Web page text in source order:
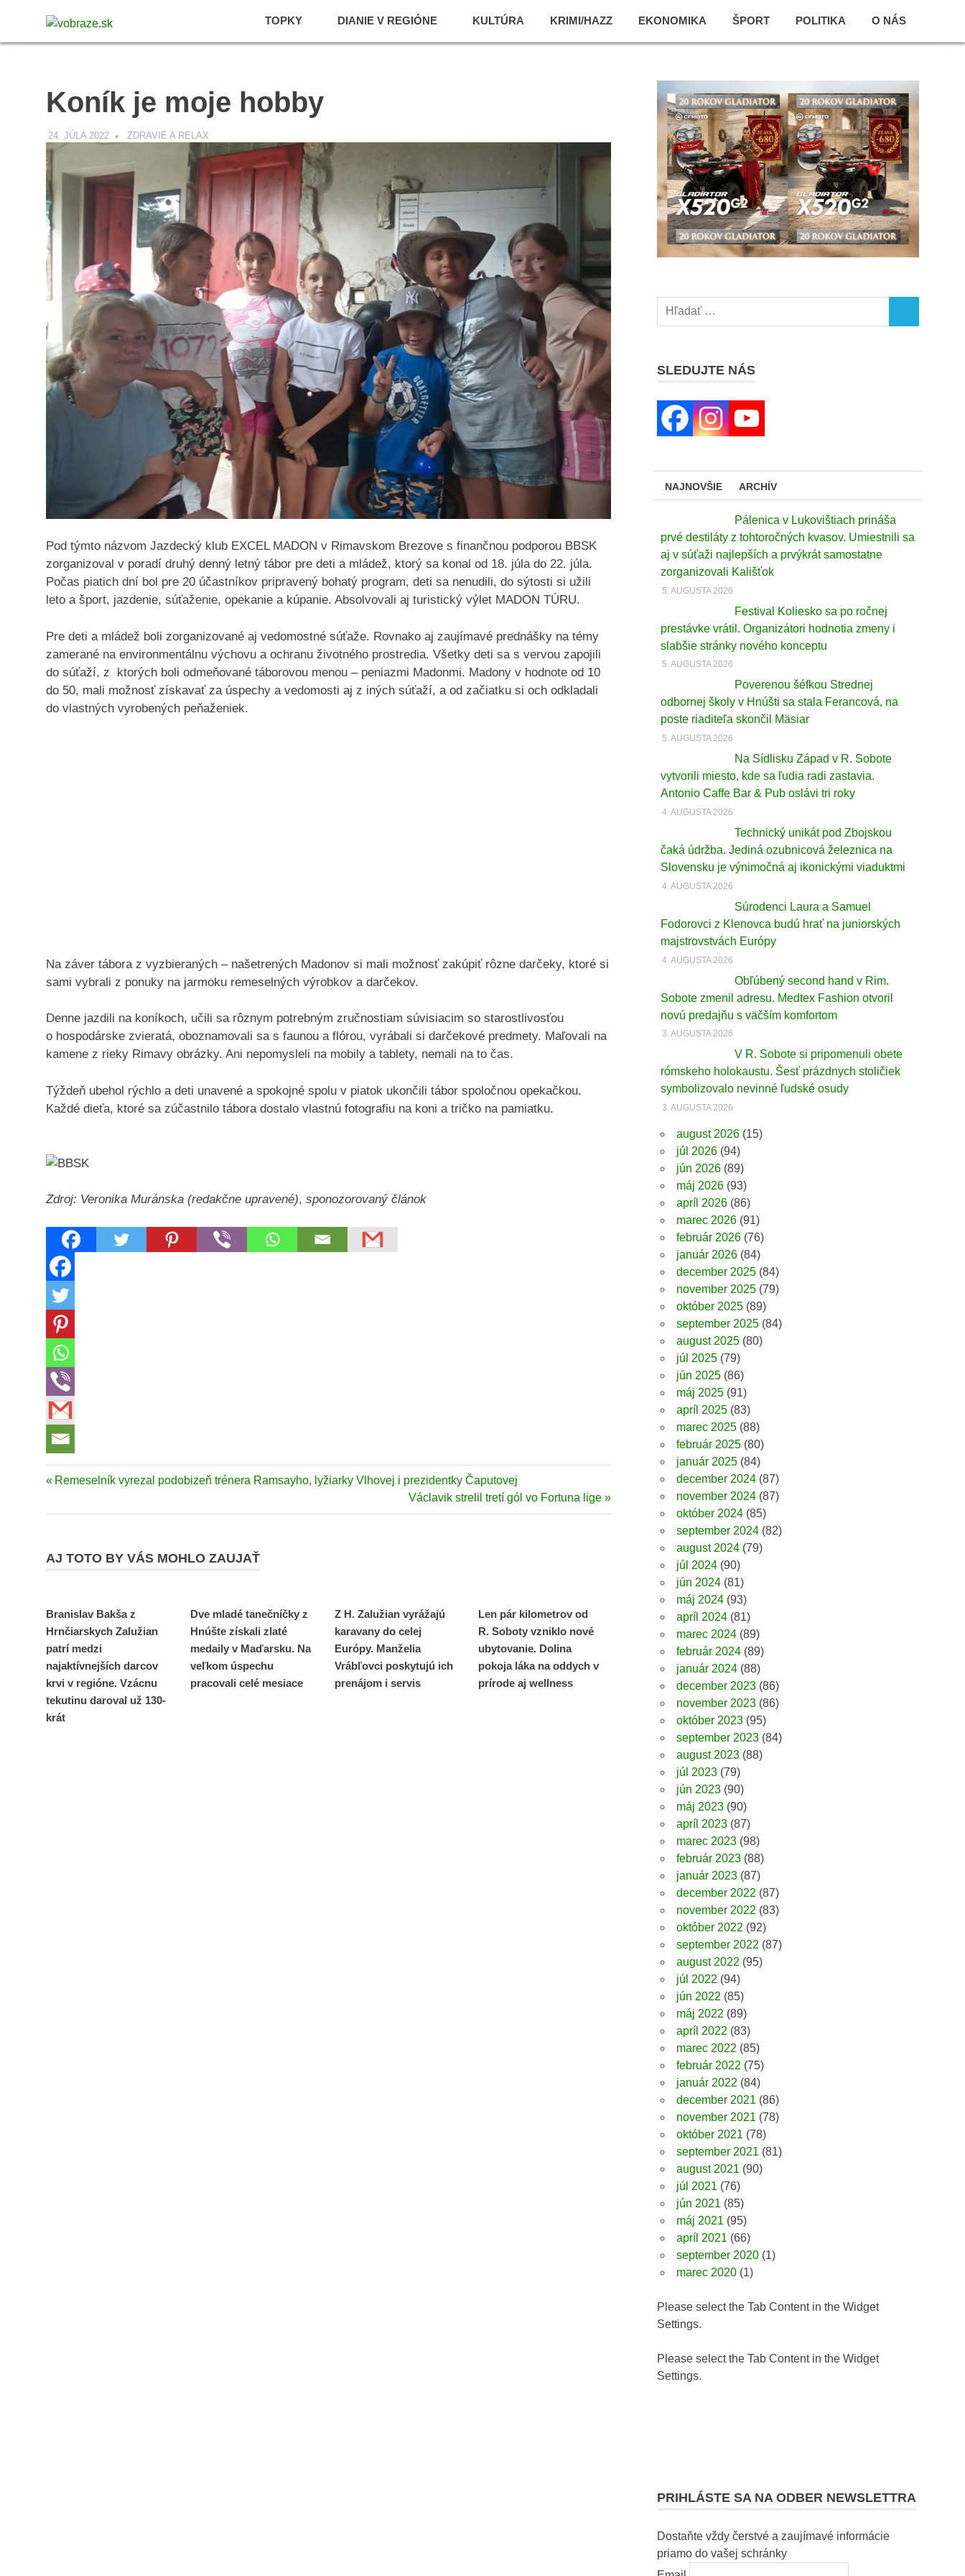
content
Novohradu
TOPKY DIANIE V REGIÓNE KULTÚRA KRIMI/HAZZ EKONOMIKA ŠPORT POLITIKA O NÁS
Koník je moje hobby
24. JÚLA 2022 VOBRAZE.SK
ZDRAVIE A RELAX
Pod týmto názvom Jazdecký klub EXCEL MADON v Rimavskom Brezove s finančnou podporou BBSK
zorganizoval v poradí druhý denný letný tábor pre deti a mládež, ktorý sa konal od 18. júla do 22. júla.
Počas piatich dní bol pre 20 účastníkov pripravený bohatý program, deti sa nenudili, do sýtosti si užili
leto a šport, jazdenie, súťaženie, opekanie a kúpanie. Absolvovali aj turistický výlet MADON TÚRU.
Pre deti a mládež boli zorganizované aj vedomostné súťaže. Rovnako aj zaujímavé prednášky na témy
zamerané na environmentálnu výchovu a ochranu životného prostredia. Všetky deti sa s vervou zapojili
do súťaží, z ktorých boli odmeňované táborovou menou – peniazmi Madonmi. Madony v hodnote od 10
do 50, mali možnosť získavať za úspechy a vedomosti aj z iných súťaží, a od začiatku si och odkladali
do vlastných vyrobených peňaženiek.
Na záver tábora z vyzbieraných – našetrených Madonov si mali možnosť zakúpiť rôzne darčeky, ktoré si
sami vybrali z ponuky na jarmoku remeselných výrobkov a darčekov.
Denne jazdili na koníkoch, učili sa rôznym potrebným zručnostiam súvisiacim so starostlivosťou
o hospodárske zvieratá, oboznamovali sa s faunou a flórou, vyrábali si darčekové predmety. Maľovali na
kamene z rieky Rimavy obrázky. Ani nepomysleli na mobily a tablety, nemali na to čas.
Týždeň ubehol rýchlo a deti unavené a spokojné spolu v piatok ukončili tábor spoločnou opekačkou.
Každé dieťa, ktoré sa zúčastnilo tábora dostalo vlastnú fotografiu na koni a tričko na pamiatku.
Zdroj: Veronika Muránska (redakčne upravené), sponozorovaný článok
BBSK
Navigácia
v
Previous
Remeselník vyrezal podobizeň trénera Ramsayho, lyžiarky Vlhovej i prezidentky Čaputovej
Next
Post:
Václavik strelil tretí gól vo Fortuna lige
AJ TOTO BY VÁS MOHLO ZAUJAŤ
Branislav Bakša z
Hrnčiarskych Zalužian
patrí medzi
najaktívnejších darcov
krvi v regióne. Vzácnu
tekutinu daroval už 130-
krát
Dve mladé tanečníčky z
Hnúšte získali zlaté
medaily v Maďarsku. Na
veľkom úspechu
pracovali celé mesiace
Z H. Zalužian vyrážajú
karavany do celej
Európy. Manželia
Vrábľovci poskytujú ich
prenájom i servis
Len pár kilometrov od
R. Soboty vzniklo nové
ubytovanie. Dolina
pokoja láka na oddych v
prírode aj wellness
Search
SLEDUJTE NÁS
NAJNOVŠIE ARCHÍV
Pálenica v Lukovištiach prináša
prvé destiláty z tohtoročných kvasov. Umiestnili sa
aj v súťaži najlepších a prvýkrát samostatne
zorganizovali Kališťok
5. AUGUSTA 2026
Festival Koliesko sa po ročnej
prestávke vrátil. Organizátori hodnotia zmeny i
slabšie stránky nového konceptu
5. AUGUSTA 2026
Poverenou šéfkou Strednej
odbornej školy v Hnúšti sa stala Ferancová, na
poste riaditeľa skončil Mäsiar
5. AUGUSTA 2026
Na Sídlisku Západ v R. Sobote
vytvorili miesto, kde sa ľudia radi zastavia.
Antonio Caffe Bar & Pub oslávi tri roky
4. AUGUSTA 2026
Technický unikát pod Zbojskou
čaká údržba. Jediná ozubnicová železnica na
Slovensku je výnimočná aj ikonickými viaduktmi
4. AUGUSTA 2026
Súrodenci Laura a Samuel
Fodorovci z Klenovca budú hrať na juniorských
majstrovstvách Európy
4. AUGUSTA 2026
Obľúbený second hand v Rim.
Sobote zmenil adresu. Medtex Fashion otvoril
novú predajňu s väčším komfortom
3. AUGUSTA 2026
V R. Sobote si pripomenuli obete
rómskeho holokaustu. Šesť prázdnych stoličiek
symbolizovalo nevinné ľudské osudy
3. AUGUSTA 2026
august 2026 (15)
júl 2026 (94)
jún 2026 (89)
máj 2026 (93)
apríl 2026 (86)
marec 2026 (91)
február 2026 (76)
január 2026 (84)
december 2025 (84)
november 2025 (79)
október 2025 (89)
september 2025 (84)
august 2025 (80)
júl 2025 (79)
jún 2025 (86)
máj 2025 (91)
apríl 2025 (83)
marec 2025 (88)
február 2025 (80)
január 2025 (84)
december 2024 (87)
november 2024 (87)
október 2024 (85)
september 2024 (82)
august 2024 (79)
júl 2024 (90)
jún 2024 (81)
máj 2024 (93)
apríl 2024 (81)
marec 2024 (89)
február 2024 (89)
január 2024 (88)
december 2023 (86)
november 2023 (86)
október 2023 (95)
september 2023 (84)
august 2023 (88)
júl 2023 (79)
jún 2023 (90)
máj 2023 (90)
apríl 2023 (87)
marec 2023 (98)
február 2023 (88)
január 2023 (87)
december 2022 (87)
november 2022 (83)
október 2022 (92)
september 2022 (87)
august 2022 (95)
júl 2022 (94)
jún 2022 (85)
máj 2022 (89)
apríl 2022 (83)
marec 2022 (85)
február 2022 (75)
január 2022 (84)
december 2021 (86)
november 2021 (78)
október 2021 (78)
september 2021 (81)
august 2021 (90)
júl 2021 (76)
jún 2021 (85)
máj 2021 (95)
apríl 2021 (66)
september 2020 (1)
marec 2020 (1)
Please select the Tab Content in the Widget
Settings.
Please select the Tab Content in the Widget
Settings.
PRIHLÁSTE SA NA ODBER NEWSLETTRA
Dostaňte vždy čerstvé a zaujímavé informácie
priamo do vašej schránky